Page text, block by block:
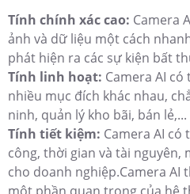
Tính chính xác cao: Camera
ảnh và dữ liệu một cách
phát hiện ra các sự kiện bất
Tính linh hoạt: Camera AI
nhiều mục đích khác nhau,
ninh, quản lý kho bãi, bán lẻ,...
Tính tiết kiệm: Camera AI có
công, thời gian và tài nguyên,
cho doanh nghiệp.Camera